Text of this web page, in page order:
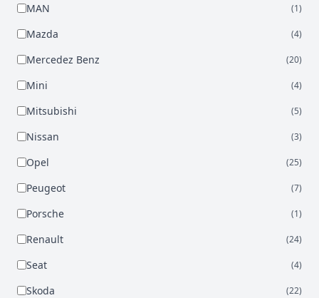
MAN (1)
Mazda (4)
Mercedez Benz (20)
Mini (4)
Mitsubishi (5)
Nissan (3)
Opel (25)
Peugeot (7)
Porsche (1)
Renault (24)
Seat (4)
Skoda (22)